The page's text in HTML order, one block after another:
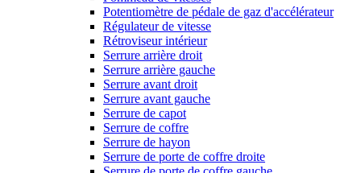
Potentiomètre de pédale de gaz d'accélérateur
Régulateur de vitesse
Rétroviseur intérieur
Serrure arrière droit
Serrure arrière gauche
Serrure avant droit
Serrure avant gauche
Serrure de capot
Serrure de coffre
Serrure de hayon
Serrure de porte de coffre droite